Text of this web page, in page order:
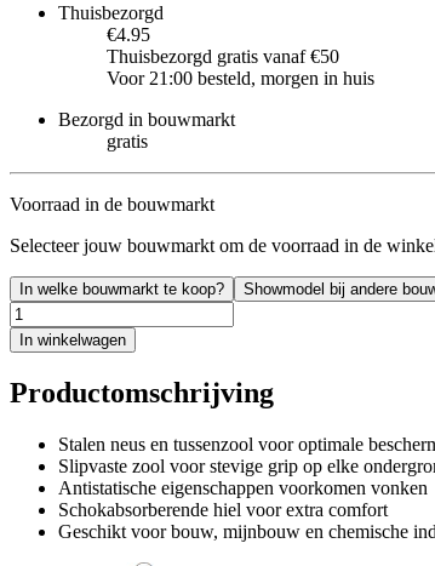
Thuisbezorgd
€4.95
Thuisbezorgd gratis vanaf €50
Voor 21:00 besteld, morgen in huis
Bezorgd in bouwmarkt
gratis
Voorraad in de bouwmarkt
Selecteer jouw bouwmarkt om de voorraad in de
In welke bouwmarkt te koop? Showmodel bij andere
In winkelwagen
Productomschrijving
Stalen neus en tussenzool voor optimale
Slipvaste zool voor stevige grip op elke
Antistatische eigenschappen voorkomen vonken
Schokabsorberende hiel voor extra comfort
Geschikt voor bouw, mijnbouw en chemische